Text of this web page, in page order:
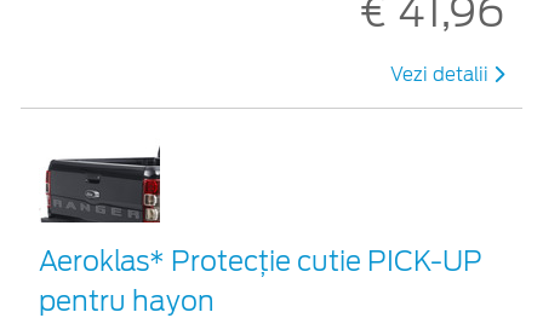
€ 41,96
Vezi detalii
Aeroklas* Protecţie cutie PICK-UP
pentru hayon